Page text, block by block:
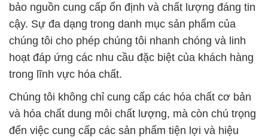
bảo nguồn cung cấp ổn định và chất lượng đáng tin
cậy. Sự đa dạng trong danh mục sản phẩm của
chúng tôi cho phép chúng tôi nhanh chóng và linh
hoạt đáp ứng các nhu cầu đặc biệt của khách hàng
trong lĩnh vực hóa chất.
Chúng tôi không chỉ cung cấp các hóa chất cơ bản
và hóa chất dung môi chất lượng, mà còn chú trọng
đến việc cung cấp các sản phẩm tiện lợi và hiệu